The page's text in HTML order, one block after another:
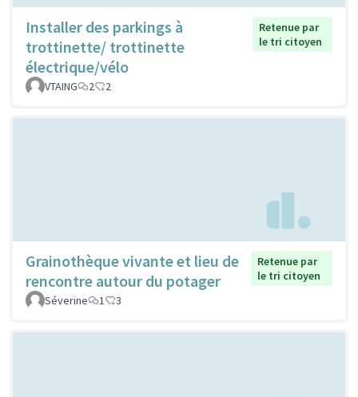
Installer des parkings à
trottinette/ trottinette
électrique/vélo
Retenue par
le tri citoyen
VTAING 2 2
Grainothèque vivante et lieu de
rencontre autour du potager
Retenue par
le tri citoyen
Séverine
1 3